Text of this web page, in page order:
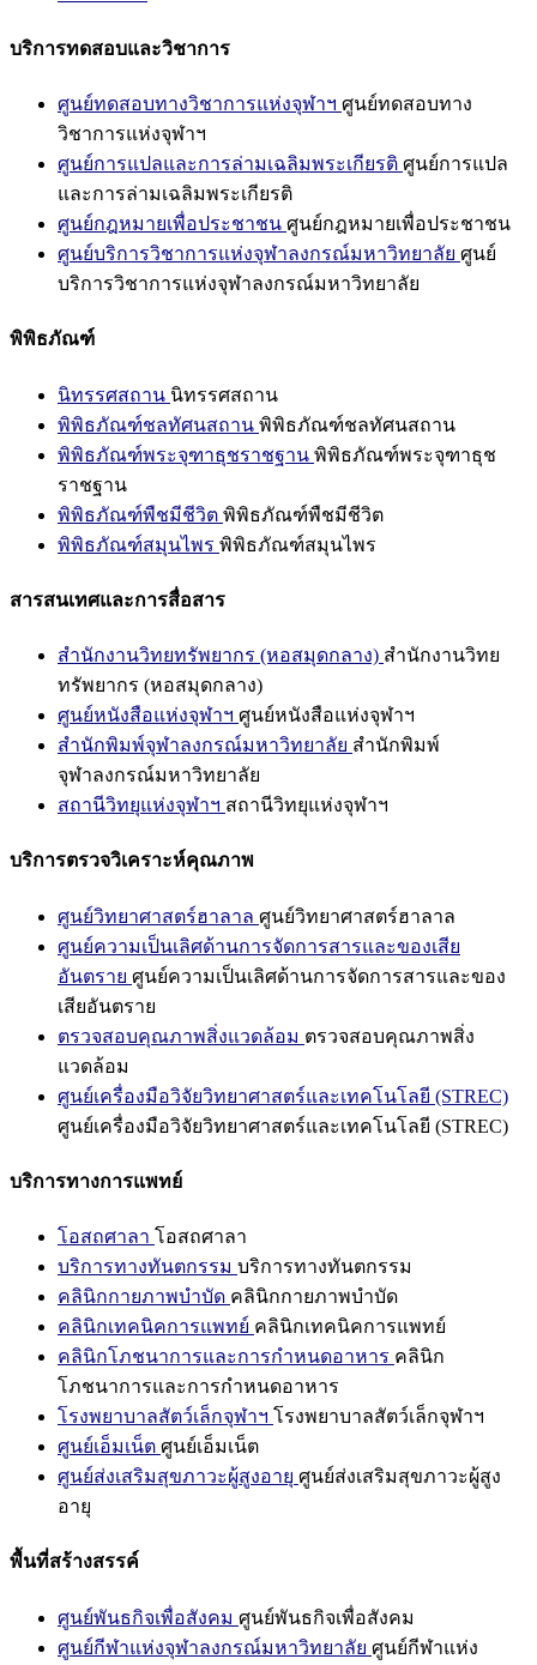
บริการทดสอบและวิชาการ
ศูนย์ทดสอบทางวิชาการแห่งจุฬาฯ ศูนย์ทดสอบทาง
วิชาการแห่งจุฬาฯ
ศูนย์การแปลและการล่ามเฉลิมพระเกียรติ ศูนย์การแปล
และการล่ามเฉลิมพระเกียรติ
ศูนย์กฎหมายเพื่อประชาชน ศูนย์กฎหมายเพื่อประชาชน
ศูนย์บริการวิชาการแห่งจุฬาลงกรณ์มหาวิทยาลัย ศูนย์
บริการวิชาการแห่งจุฬาลงกรณ์มหาวิทยาลัย
พิพิธภัณฑ์
นิทรรศสถาน นิทรรศสถาน
พิพิธภัณฑ์ชลทัศนสถาน พิพิธภัณฑ์ชลทัศนสถาน
พิพิธภัณฑ์พระจุฑาธุชราชฐาน พิพิธภัณฑ์พระจุฑาธุช
ราชฐาน
พิพิธภัณฑ์พืชมีชีวิต พิพิธภัณฑ์พืชมีชีวิต
พิพิธภัณฑ์สมุนไพร พิพิธภัณฑ์สมุนไพร
สารสนเทศและการสื่อสาร
สำนักงานวิทยทรัพยากร (หอสมุดกลาง) สำนักงานวิทย
ทรัพยากร (หอสมุดกลาง)
ศูนย์หนังสือแห่งจุฬาฯ ศูนย์หนังสือแห่งจุฬาฯ
สำนักพิมพ์จุฬาลงกรณ์มหาวิทยาลัย สำนักพิมพ์
จุฬาลงกรณ์มหาวิทยาลัย
สถานีวิทยุแห่งจุฬาฯ สถานีวิทยุแห่งจุฬาฯ
บริการตรวจวิเคราะห์คุณภาพ
ศูนย์วิทยาศาสตร์ฮาลาล ศูนย์วิทยาศาสตร์ฮาลาล
ศูนย์ความเป็นเลิศด้านการจัดการสารและของเสีย
อันตราย ศูนย์ความเป็นเลิศด้านการจัดการสารและของ
เสียอันตราย
ตรวจสอบคุณภาพสิ่งแวดล้อม ตรวจสอบคุณภาพสิ่ง
แวดล้อม
ศูนย์เครื่องมือวิจัยวิทยาศาสตร์และเทคโนโลยี (STREC)
ศูนย์เครื่องมือวิจัยวิทยาศาสตร์และเทคโนโลยี (STREC)
บริการทางการแพทย์
โอสถศาลา โอสถศาลา
บริการทางทันตกรรม บริการทางทันตกรรม
คลินิกกายภาพบำบัด คลินิกกายภาพบำบัด
คลินิกเทคนิคการแพทย์ คลินิกเทคนิคการแพทย์
คลินิกโภชนาการและการกำหนดอาหาร คลินิก
โภชนาการและการกำหนดอาหาร
โรงพยาบาลสัตว์เล็กจุฬาฯ โรงพยาบาลสัตว์เล็กจุฬาฯ
ศูนย์เอ็มเน็ต ศูนย์เอ็มเน็ต
ศูนย์ส่งเสริมสุขภาวะผู้สูงอายุ ศูนย์ส่งเสริมสุขภาวะผู้สูง
อายุ
พื้นที่สร้างสรรค์
ศูนย์พันธกิจเพื่อสังคม ศูนย์พันธกิจเพื่อสังคม
ศูนย์กีฬาแห่งจุฬาลงกรณ์มหาวิทยาลัย ศูนย์กีฬาแห่ง